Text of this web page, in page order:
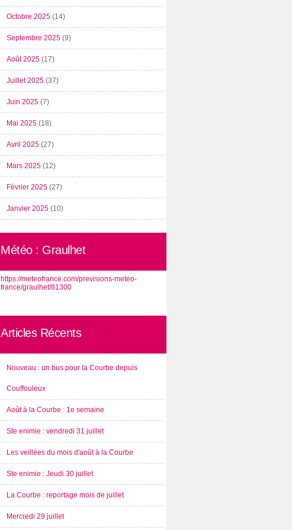
Octobre 2025 (14)
Septembre 2025 (9)
Août 2025 (17)
Juillet 2025 (37)
Juin 2025 (7)
Mai 2025 (18)
Avril 2025 (27)
Mars 2025 (12)
Février 2025 (27)
Janvier 2025 (10)
Météo : Graulhet
https://meteofrance.com/previsions-meteo-
france/graulhet/81300
Articles Récents
Nouveau : un bus pour la Courbe depuis
Couffouleux
Août à la Courbe : 1e semaine
Ste enimie : vendredi 31 juillet
Les veillées du mois d'août à la Courbe
Ste enimie : Jeudi 30 juillet
La Courbe : reportage mois de juillet
Mercredi 29 juillet